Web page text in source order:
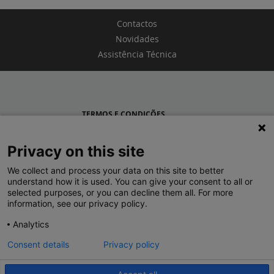
Contactos
Novidades
Assistência Técnica
TERMOS E CONDIÇÕES
LEGRAND PORTUGAL
GRUPO LEGRAND NO MUNDO
Privacy on this site
We collect and process your data on this site to better
understand how it is used. You can give your consent to all or
selected purposes, or you can decline them all. For more
information, see our privacy policy.
Analytics
Consent details Privacy policy